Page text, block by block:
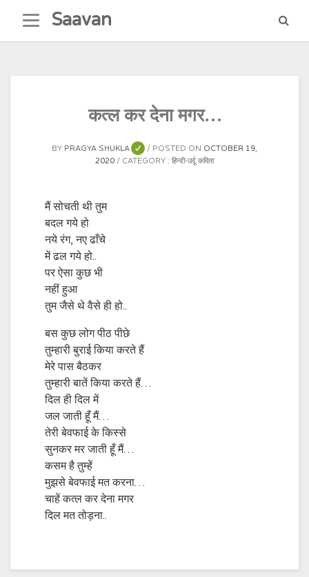
content
Saavan
कत्ल कर देना मगर…
BY PRAGYA SHUKLA POSTED ON OCTOBER 19,
2020
CATEGORY : हिन्दी-उर्दू कविता
मैं सोचती थी तुम
बदल गये हो
नये रंग, नए ढाँचे
में ढल गये हो..
पर ऐसा कुछ भी
नहीं हुआ
तुम जैसे थे वैसे ही हो..
बस कुछ लोग पीठ पीछे
तुम्हारी बुराई किया करते हैं
मेरे पास बैठकर
तुम्हारी बातें किया करते हैं…
दिल ही दिल में
जल जाती हूँ मैं…
तेरी बेवफाई के किस्से
सुनकर मर जाती हूँ मैं…
कसम है तुम्हें
मुझसे बेवफाई मत करना…
चाहें कत्ल कर देना मगर
दिल मत तोड़ना..